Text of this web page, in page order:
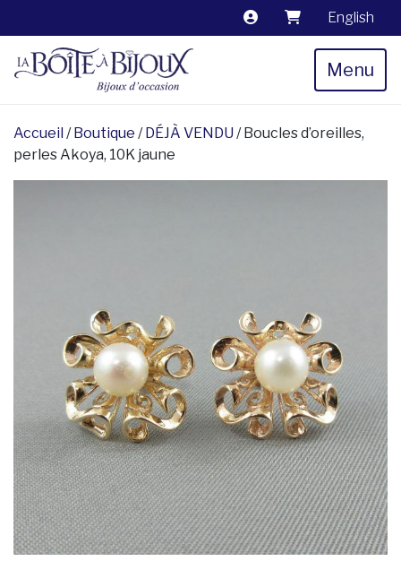
English
Menu
Accueil /Boutique /DÉJÀ VENDU / Boucles d’oreilles,
perles Akoya, 10K jaune